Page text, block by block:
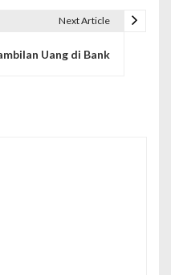
Next Article
Uang di Bank